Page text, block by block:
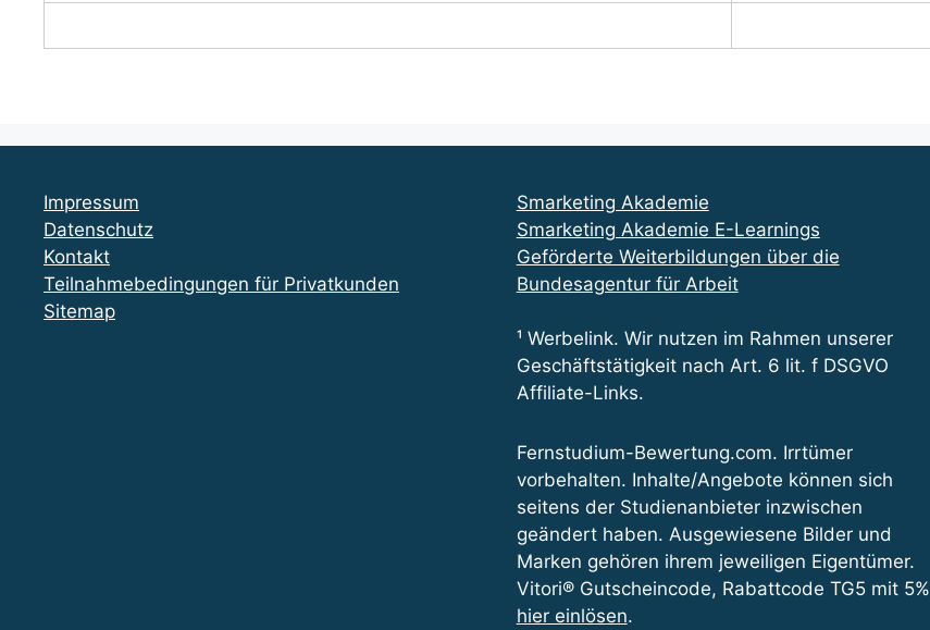
Impressum
Datenschutz
Kontakt
Teilnahmebedingungen für Privatkunden
Sitemap
Smarketing Akademie
Smarketing Akademie E-Learnings
Geförderte Weiterbildungen über die
Bundesagentur für Arbeit
¹ Werbelink. Wir nutzen im Rahmen unserer
Geschäftstätigkeit nach Art. 6 lit. f DSGVO
Affiliate-Links.
Fernstudium-Bewertung.com. Irrtümer
vorbehalten. Inhalte/Angebote können sich
seitens der Studienanbieter inzwischen
geändert haben. Ausgewiesene Bilder und
Marken gehören ihrem jeweiligen Eigentümer.
Vitori® Gutscheincode, Rabattcode TG5 mit 5%
hier einlösen.